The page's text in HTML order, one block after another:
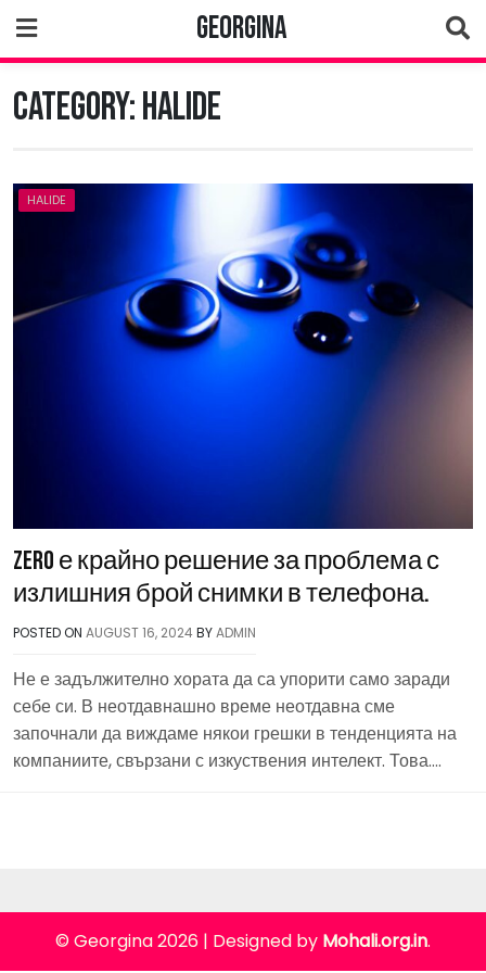
to
content
Georgina
Category:Halide
HALIDE
Zero е крайно решение за проблема с
излишния брой снимки в телефона.
POSTED ON AUGUST 16, 2024BYADMIN
Не е задължително хората да са упорити само заради
себе си. В неотдавнашно време неотдавна сме
започнали да виждаме някои грешки в тенденцията на
компаниите, свързани с изкуствения интелект. Това….
© Georgina 2026 | Designed by Mohali.org.in.